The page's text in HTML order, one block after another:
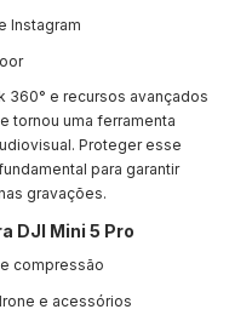
Instagram
360° e recursos avançados
tornou uma ferramenta
Proteger esse
para garantir
gravações.
DJI Mini 5 Pro
compressão
e acessórios